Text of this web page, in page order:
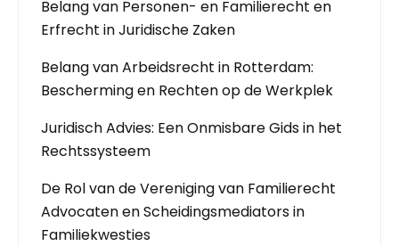
Belang van Personen- en Familierecht en
Erfrecht in Juridische Zaken
Belang van Arbeidsrecht in Rotterdam:
Bescherming en Rechten op de Werkplek
Juridisch Advies: Een Onmisbare Gids in het
Rechtssysteem
De Rol van de Vereniging van Familierecht
Advocaten en Scheidingsmediators in
Familiekwesties